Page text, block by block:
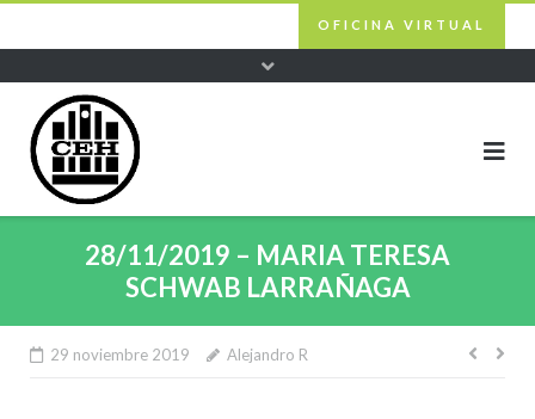
OFICINA VIRTUAL
28/11/2019 – MARIA TERESA
SCHWAB LARRAÑAGA
29 noviembre 2019 Alejandro R